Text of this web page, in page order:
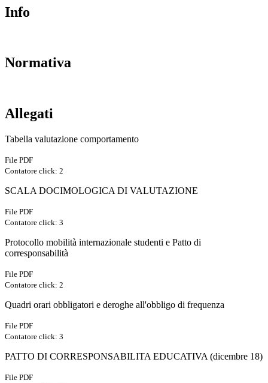
Info
Normativa
Allegati
Tabella valutazione comportamento
File PDF
Contatore click: 2
SCALA DOCIMOLOGICA DI VALUTAZIONE
File PDF
Contatore click: 3
Protocollo mobilità internazionale studenti e Patto di
corresponsabilità
File PDF
Contatore click: 2
Quadri orari obbligatori e deroghe all'obbligo di frequenza
File PDF
Contatore click: 3
PATTO DI CORRESPONSABILITA EDUCATIVA (dicembre 18)
File PDF